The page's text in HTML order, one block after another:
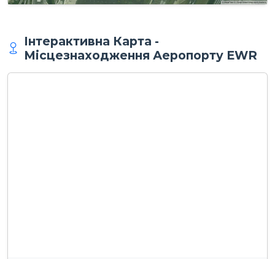
Інтерактивна Карта -
Місцезнаходження Аеропорту EWR